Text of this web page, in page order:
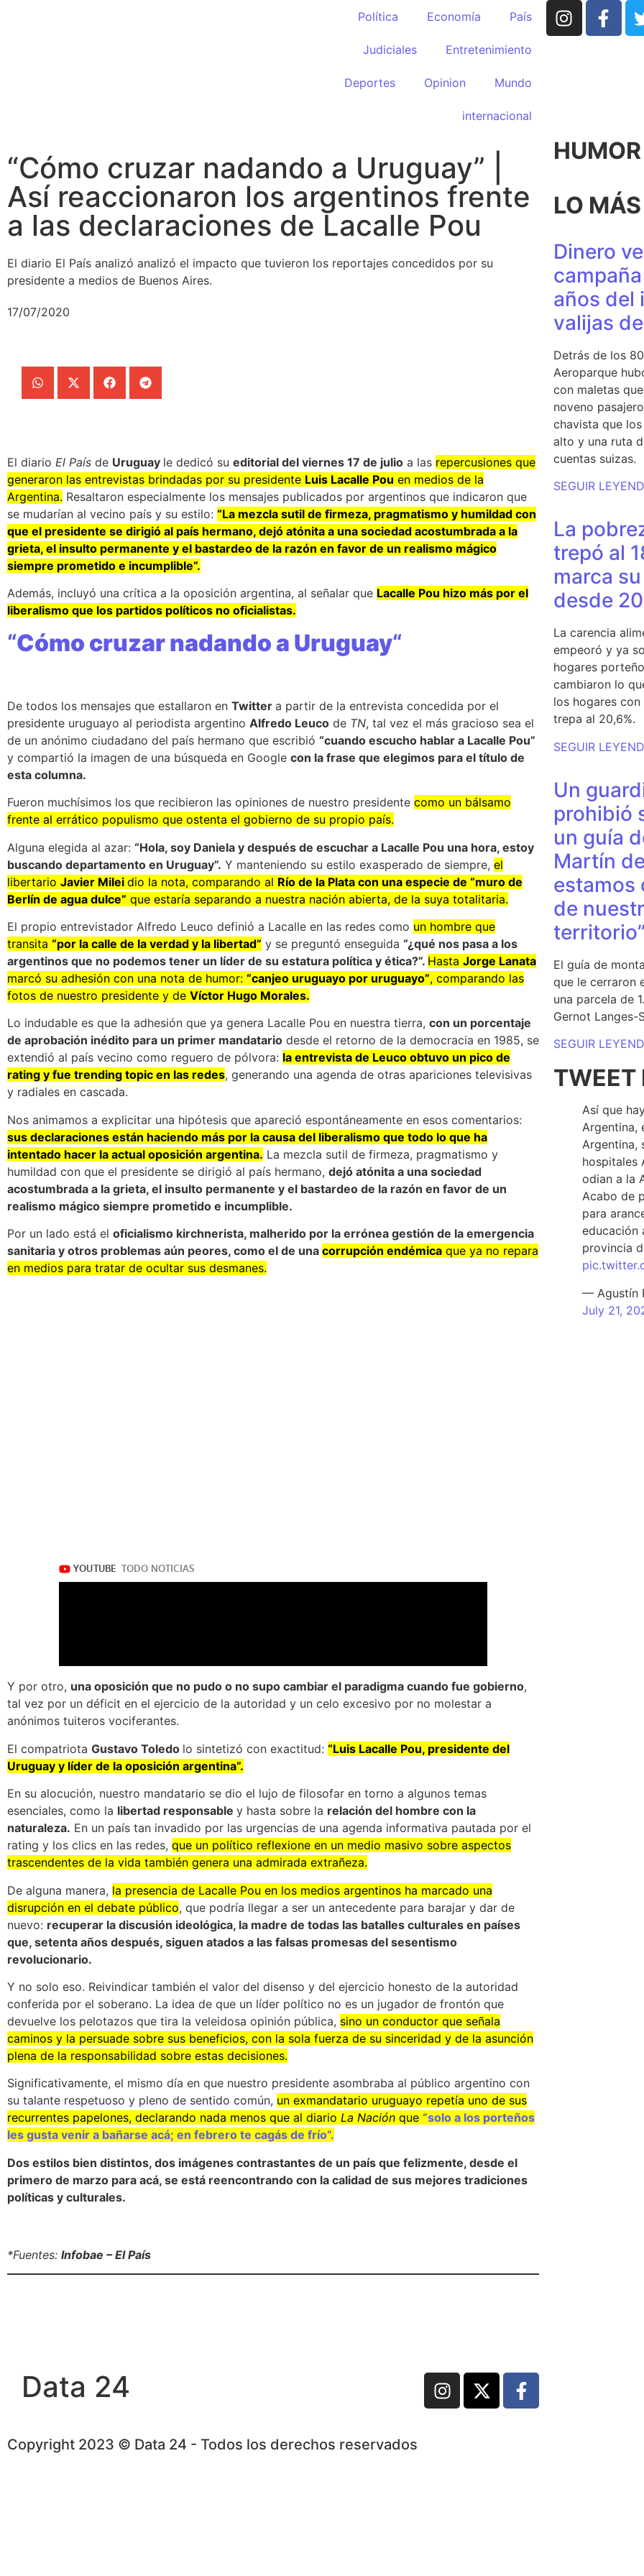
Política Economía País
Judiciales Entretenimiento
Deportes Opinion Mundo
internacional
“Cómo cruzar nadando a Uruguay” |
Así reaccionaron los argentinos frente
a las declaraciones de Lacalle Pou
El diario El País analizó analizó el impacto que tuvieron los reportajes concedidos por su
presidente a medios de Buenos Aires.
17/07/2020
El diario El País de Uruguay le dedicó su editorial del viernes 17 de julio a las repercusiones que
generaron las entrevistas brindadas por su presidente Luis Lacalle Pou en medios de la
Argentina. Resaltaron especialmente los mensajes publicados por argentinos que indicaron que
se mudarían al vecino país y su estilo: “La mezcla sutil de firmeza, pragmatismo y humildad con
que el presidente se dirigió al país hermano, dejó atónita a una sociedad acostumbrada a la
grieta, el insulto permanente y el bastardeo de la razón en favor de un realismo mágico
siempre prometido e incumplible”.
Además, incluyó una crítica a la oposición argentina, al señalar que Lacalle Pou hizo más por el
liberalismo que los partidos políticos no oficialistas.
“Cómo cruzar nadando a Uruguay“
De todos los mensajes que estallaron en Twitter a partir de la entrevista concedida por el
presidente uruguayo al periodista argentino Alfredo Leuco de TN, tal vez el más gracioso sea el
de un anónimo ciudadano del país hermano que escribió “cuando escucho hablar a Lacalle Pou”
y compartió la imagen de una búsqueda en Google con la frase que elegimos para el título de
esta columna.
Fueron muchísimos los que recibieron las opiniones de nuestro presidente como un bálsamo
frente al errático populismo que ostenta el gobierno de su propio país.
Alguna elegida al azar: “Hola, soy Daniela y después de escuchar a Lacalle Pou una hora, estoy
buscando departamento en Uruguay”. Y manteniendo su estilo exasperado de siempre, el
libertario Javier Milei dio la nota, comparando al Río de la Plata con una especie de “muro de
Berlín de agua dulce” que estaría separando a nuestra nación abierta, de la suya totalitaria.
El propio entrevistador Alfredo Leuco definió a Lacalle en las redes como un hombre que
transita “por la calle de la verdad y la libertad” y se preguntó enseguida “¿qué nos pasa a los
argentinos que no podemos tener un líder de su estatura política y ética?”. Hasta Jorge Lanata
marcó su adhesión con una nota de humor: “canjeo uruguayo por uruguayo”, comparando las
fotos de nuestro presidente y de Víctor Hugo Morales.
Lo indudable es que la adhesión que ya genera Lacalle Pou en nuestra tierra, con un porcentaje
de aprobación inédito para un primer mandatario desde el retorno de la democracia en 1985, se
extendió al país vecino como reguero de pólvora: la entrevista de Leuco obtuvo un pico de
rating y fue trending topic en las redes, generando una agenda de otras apariciones televisivas
y radiales en cascada.
Nos animamos a explicitar una hipótesis que apareció espontáneamente en esos comentarios:
sus declaraciones están haciendo más por la causa del liberalismo que todo lo que ha
intentado hacer la actual oposición argentina. La mezcla sutil de firmeza, pragmatismo y
humildad con que el presidente se dirigió al país hermano, dejó atónita a una sociedad
acostumbrada a la grieta, el insulto permanente y el bastardeo de la razón en favor de un
realismo mágico siempre prometido e incumplible.
Por un lado está el oficialismo kirchnerista, malherido por la errónea gestión de la emergencia
sanitaria y otros problemas aún peores, como el de una corrupción endémica que ya no repara
en medios para tratar de ocultar sus desmanes.
Y por otro, una oposición que no pudo o no supo cambiar el paradigma cuando fue gobierno,
tal vez por un déficit en el ejercicio de la autoridad y un celo excesivo por no molestar a
anónimos tuiteros vociferantes.
El compatriota Gustavo Toledo lo sintetizó con exactitud: “Luis Lacalle Pou, presidente del
Uruguay y líder de la oposición argentina”.
En su alocución, nuestro mandatario se dio el lujo de filosofar en torno a algunos temas
esenciales, como la libertad responsable y hasta sobre la relación del hombre con la
naturaleza. En un país tan invadido por las urgencias de una agenda informativa pautada por el
rating y los clics en las redes, que un político reflexione en un medio masivo sobre aspectos
trascendentes de la vida también genera una admirada extrañeza.
De alguna manera, la presencia de Lacalle Pou en los medios argentinos ha marcado una
disrupción en el debate público, que podría llegar a ser un antecedente para barajar y dar de
nuevo: recuperar la discusión ideológica, la madre de todas las batalles culturales en países
que, setenta años después, siguen atados a las falsas promesas del sesentismo
revolucionario.
Y no solo eso. Reivindicar también el valor del disenso y del ejercicio honesto de la autoridad
conferida por el soberano. La idea de que un líder político no es un jugador de frontón que
devuelve los pelotazos que tira la veleidosa opinión pública, sino un conductor que señala
caminos y la persuade sobre sus beneficios, con la sola fuerza de su sinceridad y de la asunción
plena de la responsabilidad sobre estas decisiones.
Significativamente, el mismo día en que nuestro presidente asombraba al público argentino con
su talante respetuoso y pleno de sentido común, un exmandatario uruguayo repetía uno de sus
recurrentes papelones, declarando nada menos que al diario La Nación que “solo a los porteños
les gusta venir a bañarse acá; en febrero te cagás de frío”.
Dos estilos bien distintos, dos imágenes contrastantes de un país que felizmente, desde el
primero de marzo para acá, se está reencontrando con la calidad de sus mejores tradiciones
políticas y culturales.
*Fuentes: Infobae – El País
LO
Dinero
años del
valijas
Detrás de los
Aeroparque
con maletas
noveno
chavista que
alto y una ruta
cuentas suizas.
SEGUIR
La
trepó al
marca
desde
La carencia
empeoró y ya
hogares
cambiaron lo
los hogares
trepa al 20,6%.
SEGUIR
Un
prohibió
un guía
Martín
estamos
de
territorio”
El guía de
que le cerraron
una parcela de
Gernot Langes-
SEGUIR
TWEET
Así que
Argentina,
Argentina,
hospitales
odian a la
Acabo de
para
educación
provincia
— Agustín
July 21,
Data 24
Copyright 2023 © Data 24 - Todos los derechos reservados